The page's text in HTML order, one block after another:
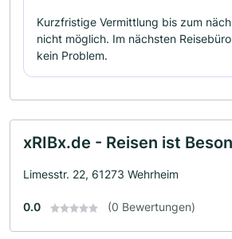
Kurzfristige Vermittlung bis zum
nicht möglich. Im nächsten
kein Problem.
xRIBx.de - Reisen ist
Limesstr. 22, 61273 Wehrheim
0.0 (0 Bewertungen)